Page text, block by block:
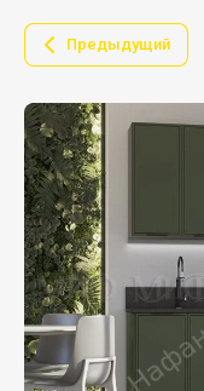
Предыдущий